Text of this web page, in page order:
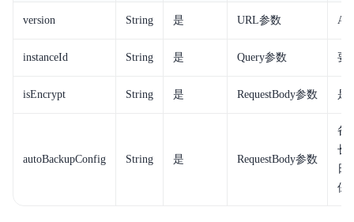
version String 是 URL参数
instanceId String 是 Query参数 要
isEncrypt String 是 RequestBody参数 是
autoBackupConfig String 是 RequestBody参数
备
长
日
保